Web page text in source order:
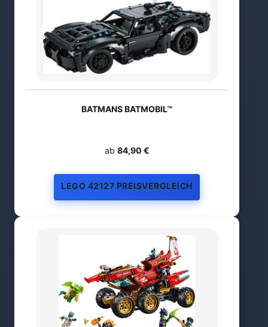
BATMANS BATMOBIL™
ab 84,90 €
LEGO 42127 PREISVERGLEICH